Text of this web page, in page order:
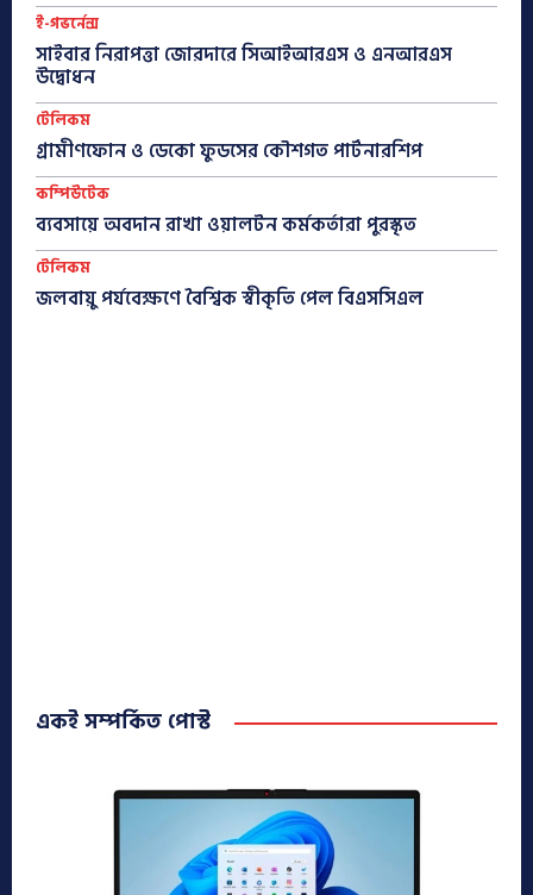
ই-গভর্নেন্স
সাইবার নিরাপত্তা জোরদারে সিআইআরএস ও এনআরএস
উদ্বোধন
টেলিকম
গ্রামীণফোন ও ডেকো ফুডসের কৌশগত পার্টনারশিপ
কম্পিউটেক
ব্যবসায়ে অবদান রাখা ওয়ালটন কর্মকর্তারা পুরস্কৃত
টেলিকম
জলবায়ু পর্যবেক্ষণে বৈশ্বিক স্বীকৃতি পেল বিএসসিএল
একই সম্পর্কিত পোস্ট